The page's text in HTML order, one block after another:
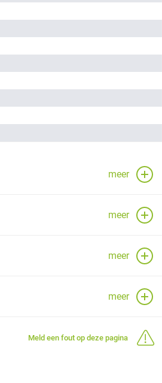
meer
meer
meer
meer
Meld een fout op deze pagina